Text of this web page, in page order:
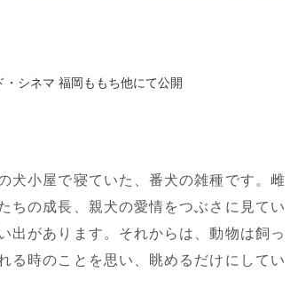
シネマ 福岡ももち他にて公開
小屋で寝ていた、番犬の雑種です。雌
ちの成長、親犬の愛情をつぶさに見てい
出があります。それからは、動物は飼っ
る時のことを思い、眺めるだけにしてい